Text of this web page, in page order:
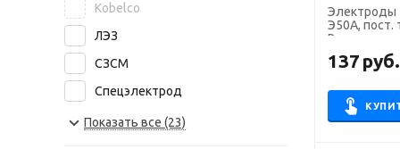
Электроды
Э50А, пост.
137 руб.
Kobelco
ЛЭЗ
СЗСМ
Спецэлектрод
NITTETSU
Показать все (23)